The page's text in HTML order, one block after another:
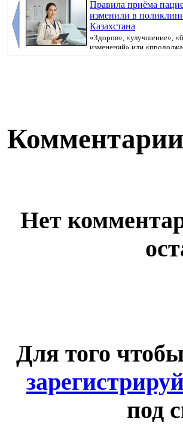
Правила приёма
изменили в
Казахстана
«Здоров», «улучшение»,
изменений» или
Нет
Для того
под